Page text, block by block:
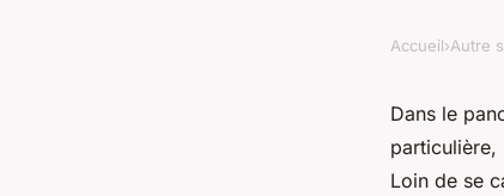
Le billard
Accueil›Autre
Dans le
particulière,
Loin de se